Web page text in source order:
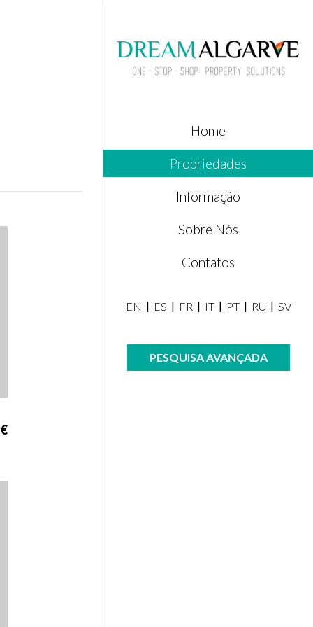
Home
Propriedades
Informação
Sobre Nós
Contatos
EN ES FR IT PT RU SV
PESQUISA AVANÇADA